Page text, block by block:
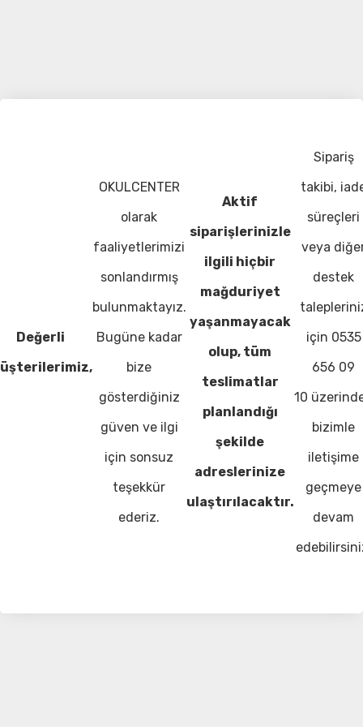
Değerli
OKULCENTER
olarak
faaliyetlerimizi
sonlandırmış
bulunmaktayız.
Bugüne kadar
bize
gösterdiğiniz
güven ve ilgi
için sonsuz
teşekkür
ederiz.
Aktif
siparişlerinizle
ilgili hiçbir
mağduriyet
yaşanmayacak
olup, tüm
teslimatlar
planlandığı
şekilde
adreslerinize
ulaştırılacaktır.
Sipariş
takibi,
süreçleri
veya
destek
için 0535
656 09
10
bizimle
iletişime
geçmeye
devam